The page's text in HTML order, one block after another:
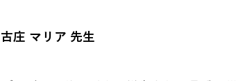
古庄 マリア 先生